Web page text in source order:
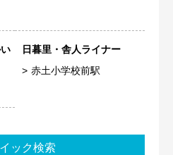
日暮里・舎人ライナー
赤土小学校前駅
ック検索